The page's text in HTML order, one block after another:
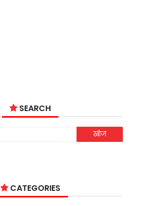
SEARCH
CATEGORIES